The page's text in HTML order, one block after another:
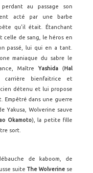
au passage son
acté par une barbe
qu'il était. Étanchant
celle de sang, le héros en
passé, lui qui en a tant.
maniaque du sabre le
Maître Yashida(Hal
bienfaitrice et
détenu et lui propose
Empêtré dans une guerre
Yakusa, Wolverine sauve
Okamoto), la petite fille
sort.
de kaboom, de
suite The Wolverinese